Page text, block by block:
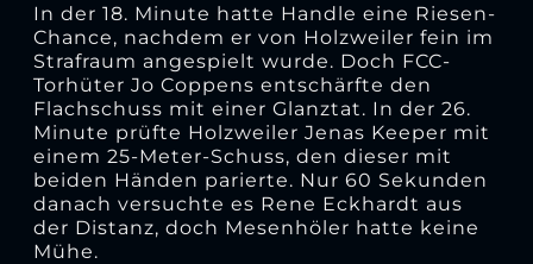
In der 18. Minute hatte Handle eine Riesen-
Chance, nachdem er von Holzweiler fein im
Strafraum angespielt wurde. Doch FCC-
Torhüter Jo Coppens entschärfte den
Flachschuss mit einer Glanztat. In der 26.
Minute prüfte Holzweiler Jenas Keeper mit
einem 25-Meter-Schuss, den dieser mit
beiden Händen parierte. Nur 60 Sekunden
danach versuchte es Rene Eckhardt aus
der Distanz, doch Mesenhöler hatte keine
Mühe.